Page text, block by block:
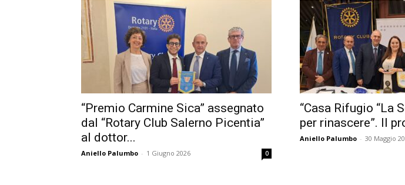
“Premio Carmine Sica” assegnato
dal “Rotary Club Salerno Picentia”
al dottor...
Aniello Palumbo - 1 Giugno 2026 0
“Casa Rifugio “La
per rinascere”. Il
Aniello Palumbo - 30 Maggio